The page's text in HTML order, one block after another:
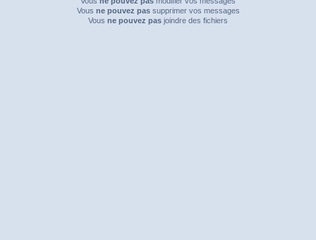
Vous ne pouvez passupprimer vos messages
Vous ne pouvez pas joindre des fichiers